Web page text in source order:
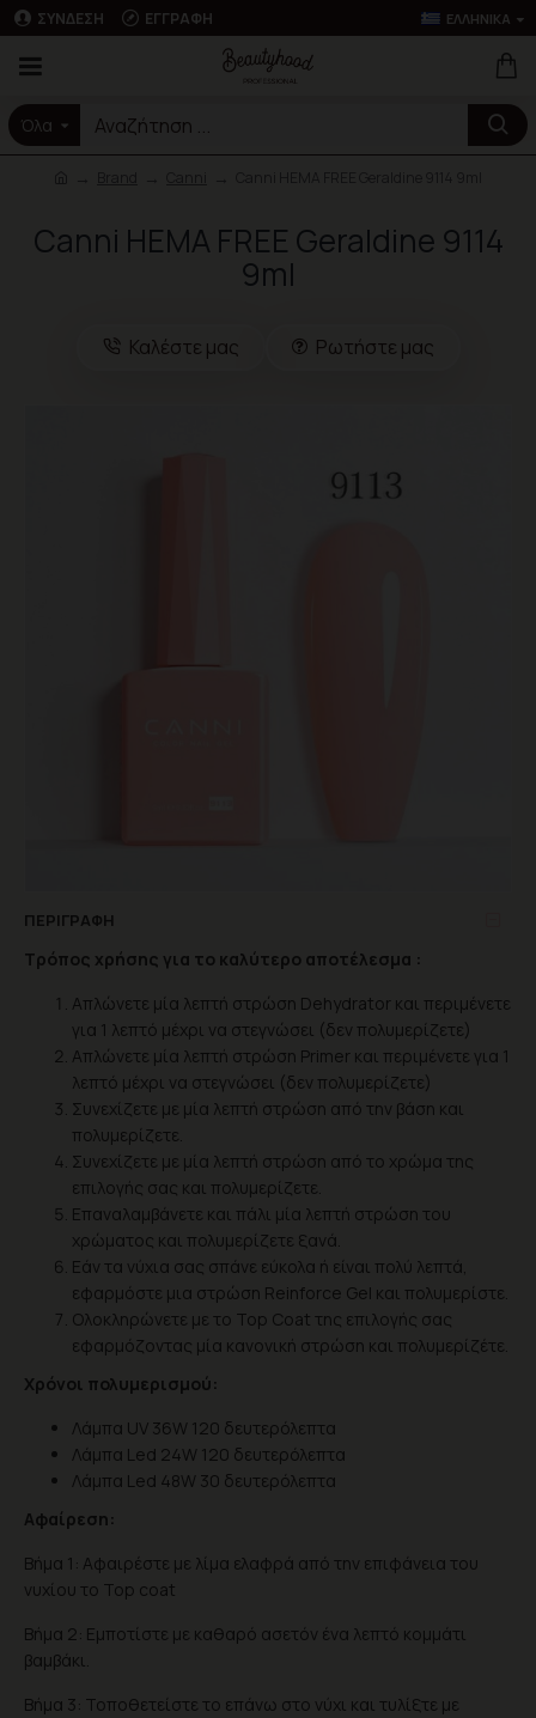
ΣΎΝΔΕΣΗ ΕΓΓΡΑΦΉ ΕΛΛΗΝΙΚΆ
Όλα
Canni HEMA FREE Geraldine 9114
9ml
Καλέστε μας Ρωτήστε μας
ΠΕΡΙΓΡΑΦΉ
Τρόπος χρήσης για το καλύτερο αποτέλεσμα :
Απλώνετε μία λεπτή στρώση Dehydrator και περιμένετε
για 1 λεπτό μέχρι να στεγνώσει (δεν πολυμερίζετε)
Απλώνετε μία λεπτή στρώση Primer και περιμένετε για 1
λεπτό μέχρι να στεγνώσει (δεν πολυμερίζετε)
Συνεχίζετε με μία λεπτή στρώση από την βάση και
πολυμερίζετε.
Συνεχίζετε με μία λεπτή στρώση από το χρώμα της
επιλογής σας και πολυμερίζετε.
Επαναλαμβάνετε και πάλι μία λεπτή στρώση του
χρώματος και πολυμερίζετε ξανά.
Eάν τα νύχια σας σπάνε εύκολα ή είναι πολύ λεπτά,
εφαρμόστε μια στρώση Reinforce Gel και πολυμερίστε.
Ολοκληρώνετε με το Top Coat της επιλογής σας
εφαρμόζοντας μία κανονική στρώση και πολυμερίζέτε.
Χρόνοι πολυμερισμού:
Λάμπα UV 36W 120 δευτερόλεπτα
Λάμπα Led 24W 120 δευτερόλεπτα
Λάμπα Led 48W 30 δευτερόλεπτα
Αφαίρεση:
Βήμα 1: Αφαιρέστε με λίμα ελαφρά από την επιφάνεια του
νυχίου το Top coat
Βήμα 2: Εμποτίστε με καθαρό ασετόν ένα λεπτό κομμάτι
βαμβάκι.
Βήμα 3: Τοποθετείστε το επάνω στο νύχι και τυλίξτε με